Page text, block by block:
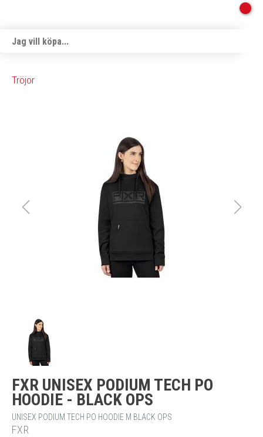
Tröjor
FXR UNISEX PODIUM TECH PO
HOODIE - BLACK OPS
UNISEX PODIUM TECH PO HOODIE M BLACK OPS
FXR